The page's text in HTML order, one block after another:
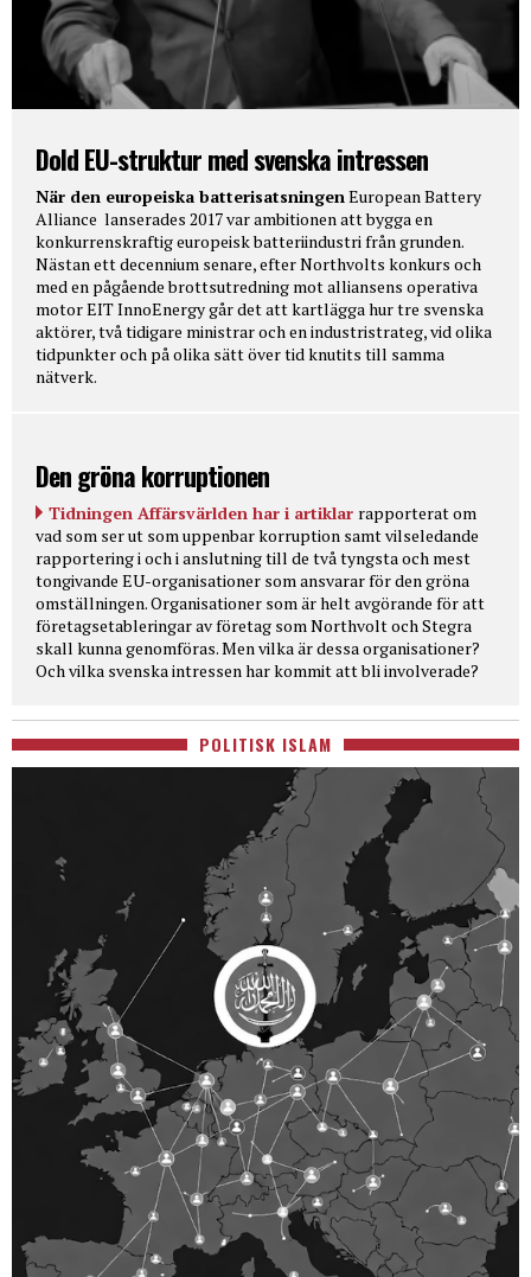
Dold EU-struktur med svenska intressen
När den europeiska batterisatsningenEuropean Battery
Alliance lanserades 2017 var ambitionen att bygga en
konkurrenskraftig europeisk batteriindustri från grunden.
Nästan ett decennium senare, efter Northvolts konkurs och
med en pågående brottsutredning mot alliansens operativa
motor EIT InnoEnergy går det att kartlägga hur tre svenska
aktörer, två tidigare ministrar och en industristrateg, vid olika
tidpunkter och på olika sätt över tid knutits till samma
nätverk.
Den gröna korruptionen
Tidningen Affärsvärlden har i artiklar rapporterat om
vad som ser ut som uppenbar korruption samt vilseledande
rapportering i och i anslutning till de två tyngsta och mest
tongivande EU-organisationer som ansvarar för den gröna
omställningen. Organisationer som är helt avgörande för att
företagsetableringar av företag som Northvolt och Stegra
skall kunna genomföras. Men vilka är dessa organisationer?
Och vilka svenska intressen har kommit att bli involverade?
POLITISK ISLAM